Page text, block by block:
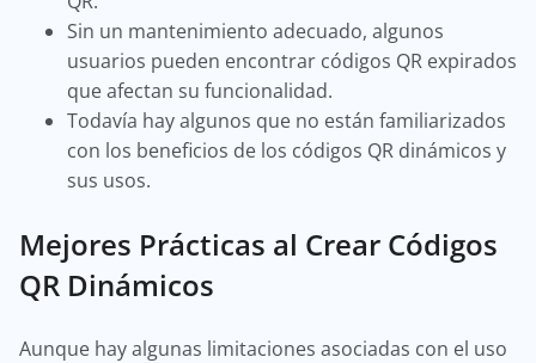
Sin un mantenimiento adecuado, algunos
usuarios pueden encontrar códigos QR expirados
que afectan su funcionalidad.
Todavía hay algunos que no están familiarizados
con los beneficios de los códigos QR dinámicos y
sus usos.
Mejores Prácticas al Crear Códigos
QR Dinámicos
Aunque hay algunas limitaciones asociadas con el uso